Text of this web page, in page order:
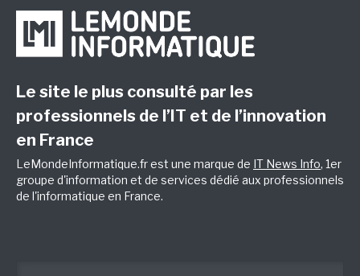
Le site le plus consulté par les
professionnels de l’IT et de l’innovation
en France
LeMondeInformatique.fr est une marque de IT News Info, 1er
groupe d'information et de services dédié aux professionnels
de l'informatique en France.